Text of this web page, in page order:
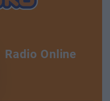
Radio Online